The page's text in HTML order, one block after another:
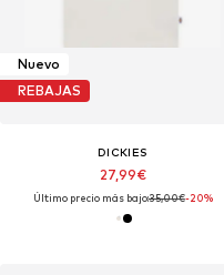
Nuevo
REBAJAS
DICKIES
27,99€
Último precio más bajo:35,00€-20%